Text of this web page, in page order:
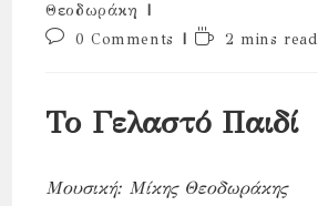
Θεοδωράκη
Post0 Comments
Reading2 mins read
Το Γελαστό Παιδί
Μουσική: Μίκης Θεοδωράκης